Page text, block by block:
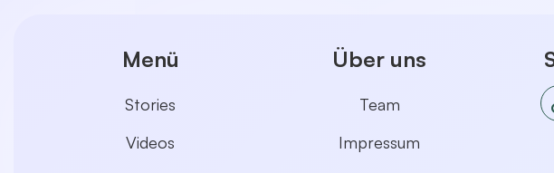
Menü
Stories
Videos
Über uns
Team
Impressum